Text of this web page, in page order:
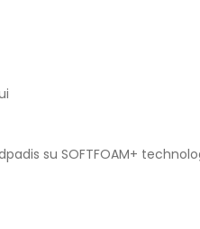
su SOFTFOAM+